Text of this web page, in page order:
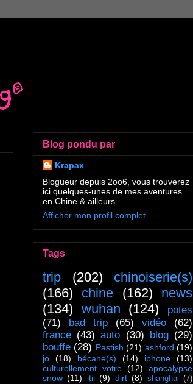
Blog pondu par
Krapax
Blogueur depuis 2oo6, vous trouverez
ici quelques-unes de mes aventures
en Chine & ailleurs.
Afficher mon profil complet
Tags
trip (202)
chinoiserie(s)
(166)
chine (162)
news
(134) wuhan (124)
potes
(71)
bad trip (65) vidéo
(62)
france (43) auto (30) blog (29)
bouffe (28) Pastish (21) ashford (19)
jo
(18) bécane(s) (14) iphone
(13)
culturellement votre (12)
apocalypse
snow (11) itii (9) dirt (8) shanghai (7)